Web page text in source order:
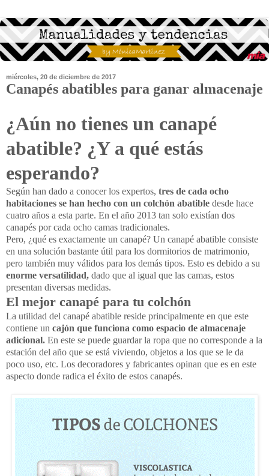
miércoles, 20 de diciembre de 2017
Canapés abatibles para ganar almacenaje
¿Aún no tienes un canapé
abatible? ¿Y a qué estás
esperando?
Según han dado a conocer los expertos, tres de cada ocho
habitaciones se han hecho con un colchón abatible desde hace
cuatro años a esta parte. En el año 2013 tan solo existían dos
canapés por cada ocho camas tradicionales.
Pero, ¿qué es exactamente un canapé? Un canapé abatible consiste
en una solución bastante útil para los dormitorios de matrimonio,
pero también muy válidos para los demás tipos. Esto es debido a su
enorme versatilidad, dado que al igual que las camas, estos
presentan diversas medidas.
El mejor canapé para tu colchón
La utilidad del canapé abatible reside principalmente en que este
contiene un cajón que funciona como espacio de almacenaje
adicional. En este se puede guardar la ropa que no corresponde a la
estación del año que se está viviendo, objetos a los que se le da
poco uso, etc. Los decoradores y fabricantes opinan que es en este
aspecto donde radica el éxito de estos canapés.